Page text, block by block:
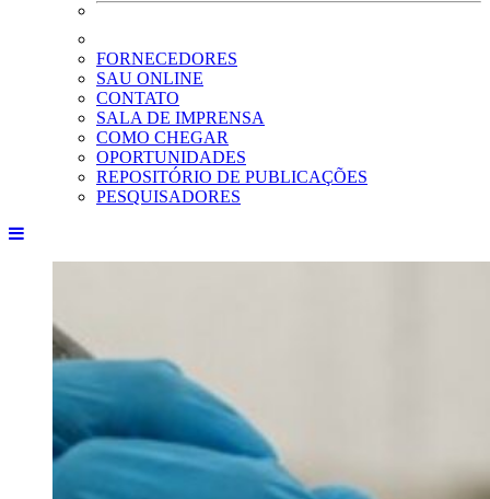
FORNECEDORES
SAU ONLINE
CONTATO
SALA DE IMPRENSA
COMO CHEGAR
OPORTUNIDADES
REPOSITÓRIO DE PUBLICAÇÕES
PESQUISADORES